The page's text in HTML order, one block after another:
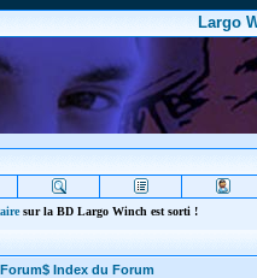
Largo
sur la BD Largo Winch est sorti !
Index du Forum